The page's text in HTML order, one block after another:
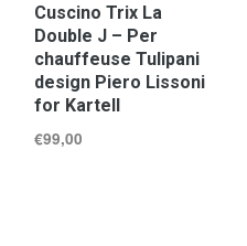
Cuscino Trix La
Double J – Per
chauffeuse Tulipani
design Piero Lissoni
for Kartell
€99,00